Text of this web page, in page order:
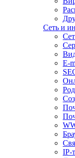
Сеть и
E-
IP-